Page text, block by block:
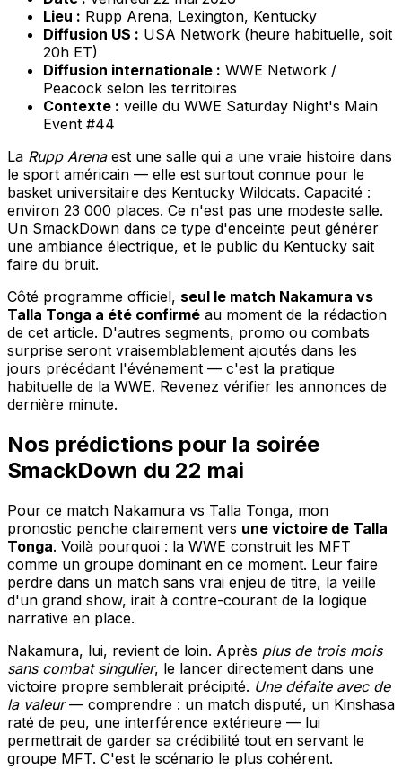
Lieu : Rupp Arena, Lexington, Kentucky
Diffusion US : USA Network (heure habituelle, soit
20h ET)
Diffusion internationale : WWE Network /
Peacock selon les territoires
Contexte : veille du WWE Saturday Night's Main
Event #44
La Rupp Arenaest une salle qui a une vraie histoire dans
le sport américain — elle est surtout connue pour le
basket universitaire des Kentucky Wildcats. Capacité :
environ 23 000 places. Ce n'est pas une modeste salle.
Un SmackDown dans ce type d'enceinte peut générer
une ambiance électrique, et le public du Kentucky sait
faire du bruit.
Côté programme officiel, seul le match Nakamura vs
Talla Tonga a été confirmé au moment de la rédaction
de cet article. D'autres segments, promo ou combats
surprise seront vraisemblablement ajoutés dans les
jours précédant l'événement — c'est la pratique
habituelle de la WWE. Revenez vérifier les annonces de
dernière minute.
Nos prédictions pour la soirée
SmackDown du 22 mai
Pour ce match Nakamura vs Talla Tonga, mon
pronostic penche clairement vers une victoire de Talla
Tonga. Voilà pourquoi : la WWE construit les MFT
comme un groupe dominant en ce moment. Leur faire
perdre dans un match sans vrai enjeu de titre, la veille
d'un grand show, irait à contre-courant de la logique
narrative en place.
Nakamura, lui, revient de loin. Après plus de trois mois
sans combat singulier, le lancer directement dans une
victoire propre semblerait précipité. Une défaite avec de
la valeur— comprendre : un match disputé, un Kinshasa
raté de peu, une interférence extérieure — lui
permettrait de garder sa crédibilité tout en servant le
groupe MFT. C'est le scénario le plus cohérent.